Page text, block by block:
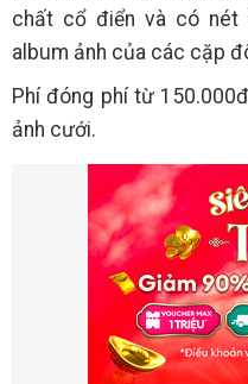
chất cổ điển và có nét
album ảnh của các cặp
Phí đóng phí từ
ảnh cưới.